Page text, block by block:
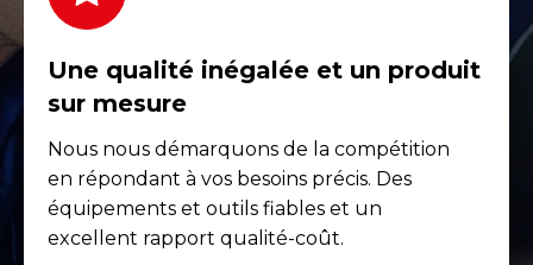
Une qualité inégalée et un produit
sur mesure
Nous nous démarquons de la compétition
en répondant à vos besoins précis. Des
équipements et outils fiables et un
excellent rapport qualité-coût.